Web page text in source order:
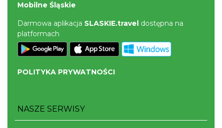
Mobilne Śląskie
Darmowa aplikacja SLASKIE.travel dostępna na
platformach
POLITYKA PRYWATNOŚCI
NASZE SERWISY